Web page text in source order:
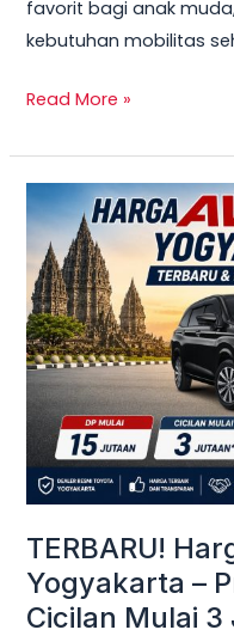
favorit bagi anak
kebutuhan mobilitas
Read More »
TERBARU!
Yogyakarta –
Cicilan Mulai 3
TERBARU!
Harga
Toyota
Avanza
Yogyakarta
–
Promo
DP
Ringan
&
Mulai
3
Jutaan